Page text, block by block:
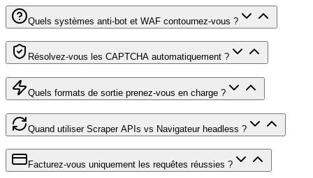
Quels systèmes anti-bot et WAF contournez-vous ?
Résolvez-vous les CAPTCHA automatiquement ?
Quels formats de sortie prenez-vous en charge ?
Quand utiliser Scraper APIs vs Navigateur headless ?
Facturez-vous uniquement les requêtes réussies ?